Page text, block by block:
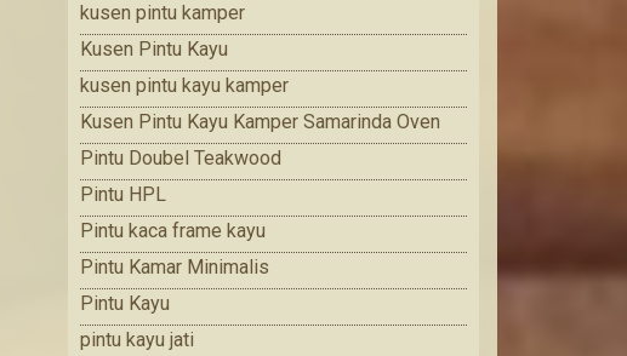
kusen pintu kamper
Kusen Pintu Kayu
kusen pintu kayu kamper
Kusen Pintu Kayu Kamper Samarinda Oven
Pintu Doubel Teakwood
Pintu HPL
Pintu kaca frame kayu
Pintu Kamar Minimalis
Pintu Kayu
pintu kayu jati